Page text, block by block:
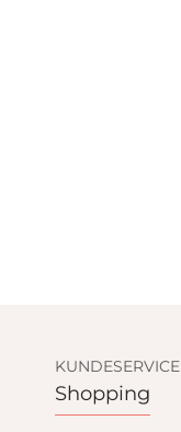
KUNDESERVICE
Shopping